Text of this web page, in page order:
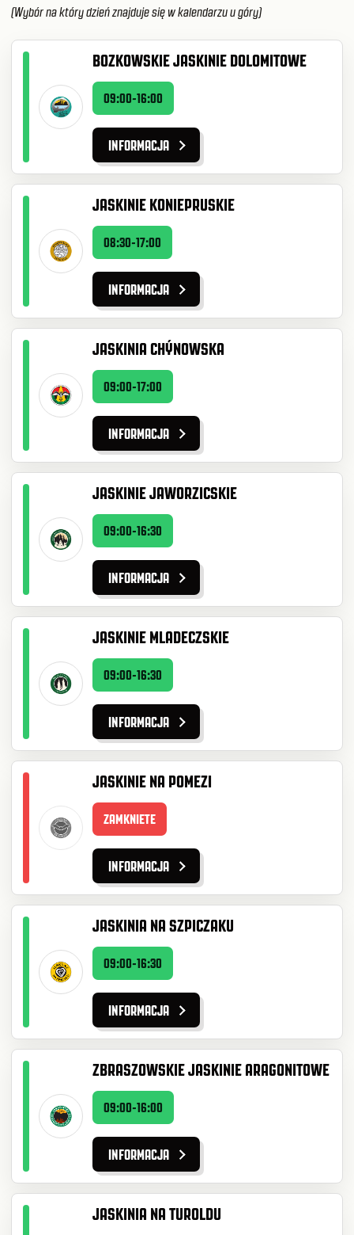
(Wybór na który dzień znajduje się w kalendarzu u góry)
BOZKOWSKIE JASKINIE DOLOMITOWE
09:00-16:00
INFORMACJA
JASKINIE KONIEPRUSKIE
08:30-17:00
INFORMACJA
JASKINIA CHÝNOWSKA
09:00-17:00
INFORMACJA
JASKINIE JAWORZICSKIE
09:00-16:30
INFORMACJA
JASKINIE MLADECZSKIE
09:00-16:30
INFORMACJA
JASKINIE NA POMEZI
ZAMKNIETE
INFORMACJA
JASKINIA NA SZPICZAKU
09:00-16:30
INFORMACJA
ZBRASZOWSKIE JASKINIE ARAGONITOWE
09:00-16:00
INFORMACJA
JASKINIA NA TUROLDU